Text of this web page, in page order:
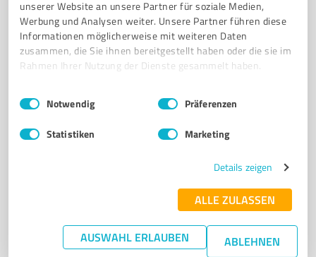
unserer Website an unsere Partner für soziale Medien,
Werbung und Analysen weiter. Unsere Partner führen diese
Informationen möglicherweise mit weiteren Daten
zusammen, die Sie ihnen bereitgestellt haben oder die sie im
Rahmen Ihrer Nutzung der Dienste gesammelt haben.
Impressum Datenschutzbestimmungen
Einwilligungsauswahl
Notwendig Präferenzen
Statistiken Marketing
Details zeigen
ALLE ZULASSEN
AUSWAHL ERLAUBEN ABLEHNEN
GRUNDSTÜCK GRUNDSTÜCKE MARKTWERTEINSCHÄTZUNG
KOSTENLOSE MARKTWERTERMITTLUNG IMMOBILIENWERT BERECHNEN
MIETWOHNUNGEN GEWERBEOBJEKTE HAUSKAUF
MAKLERBEWERTUNG DÜREN MARKTPREIS MAKLER HEIMBACH
MAKLER LANGERWEHE MAKLER MERZENICH
MAKLER NÖRVENICH IMMOBILIENMAKLER NIDEGGEN
Kaiserplatz 31, 52349 Düren
Tel. +49 2421 15088
info@grossgart-immobilien.de
www.grossgart-immobilien.de